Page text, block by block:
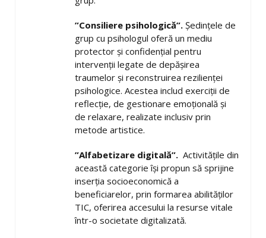
”Consiliere psihologică”. Ședințele de
grup cu psihologul oferă un mediu
protector și confidențial pentru
intervenții legate de depășirea
traumelor și reconstruirea rezilienței
psihologice. Acestea includ exerciții de
reflecție, de gestionare emoțională și
de relaxare, realizate inclusiv prin
metode artistice.
”Alfabetizare digitală”. Activitățile din
această categorie își propun să sprijine
inserția socioeconomică a
beneficiarelor, prin formarea abilităților
TIC, oferirea accesului la resurse vitale
într-o societate digitalizată.